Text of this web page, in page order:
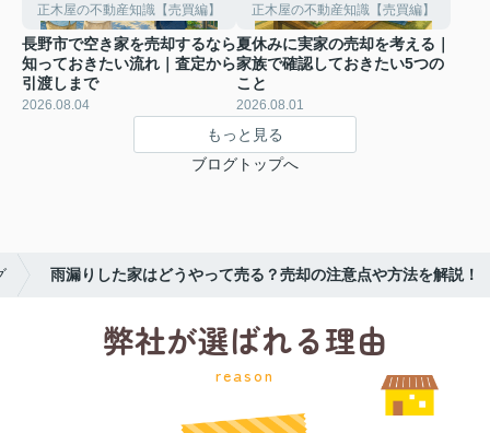
正木屋の不動産知識【売買編】
長野市で空き家を売却するなら
知っておきたい流れ｜査定から
引渡しまで
2026.08.04
正木屋の不動産知識【売買編】
夏休みに実家の売却を考える｜
家族で確認しておきたい5つの
こと
2026.08.01
もっと見る
ブログトップへ
雨漏りした家はどうやって売る？売却の注意点や方法を解説！
弊社が選ばれる理由
reason